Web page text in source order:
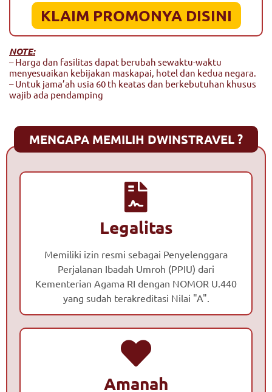
KLAIM PROMONYA DISINI
NOTE:
– Harga dan fasilitas dapat berubah sewaktu-waktu
menyesuaikan kebijakan maskapai, hotel dan kedua negara.
– Untuk jama’ah usia 60 th keatas dan berkebutuhan khusus
wajib ada pendamping
MENGAPA MEMILIH DWINSTRAVEL ?
Legalitas
Memiliki izin resmi sebagai Penyelenggara
Perjalanan Ibadah Umroh (PPIU) dari
Kementerian Agama RI dengan NOMOR U.440
yang sudah terakreditasi Nilai "A".
Amanah